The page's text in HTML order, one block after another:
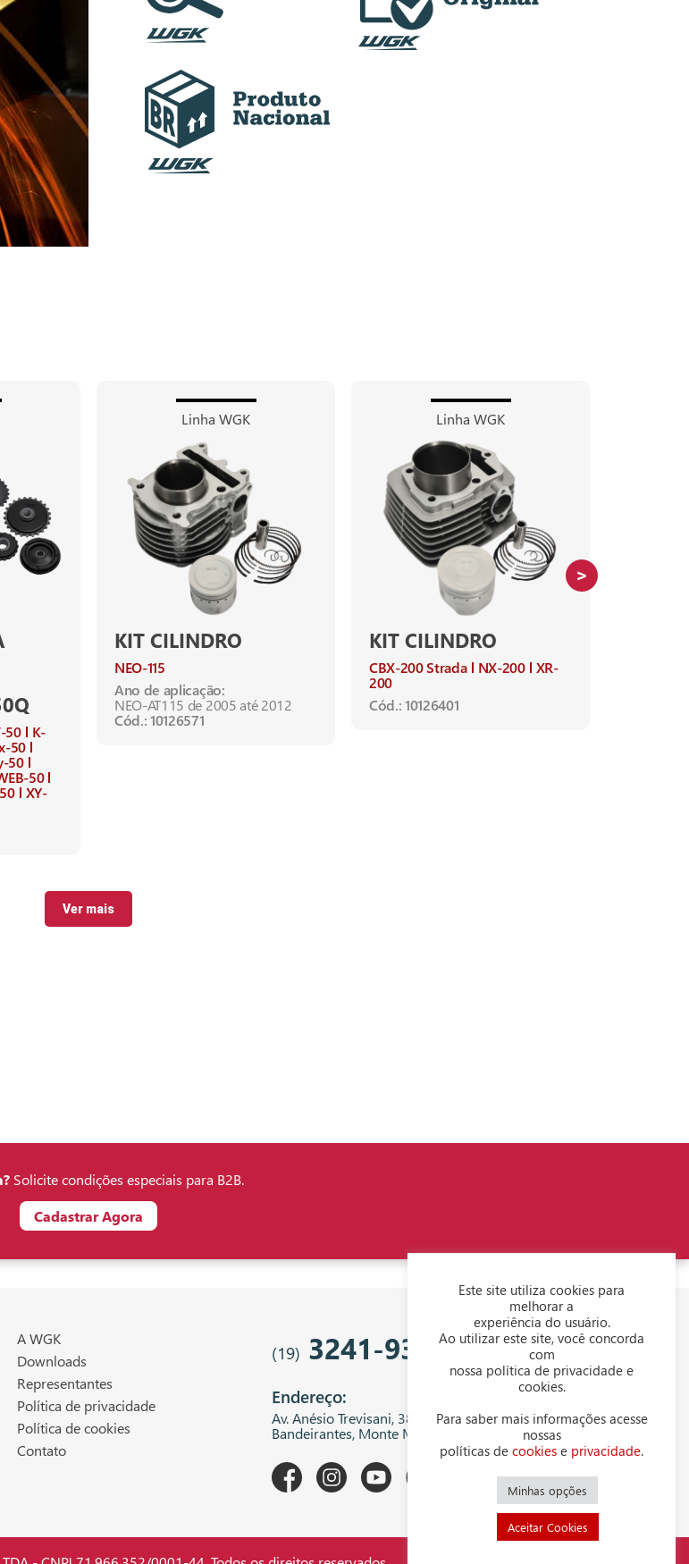
50
K-
50
50
50
XY-
Linha WGK
KIT CILINDRO
NEO-115
Ano de aplicação:
NEO-AT115 de 2005 até 2012
Cód.: 10126571
Linha WGK
KIT CILINDRO
CBX-200 Strada NX-200 XR-
200
Cód.: 10126401
Ver mais
Solicite condições especiais para B2B.
Cadastrar Agora
A WGK
Downloads
Representantes
Política de privacidade
Política de cookies
Contato
(19) 3241-9343
Endereço:
Av. Anésio Trevisani, 380 - Centro Empresarial
Bandeirantes, Monte Mor - SP, 13199-300
Este site utiliza cookies para
melhorar a
experiência do usuário.
Ao utilizar este site, você concorda
com
nossa política de privacidade e
cookies.
Para saber mais informações acesse
nossas
políticas de cookies e privacidade.
Minhas opções
Aceitar Cookies